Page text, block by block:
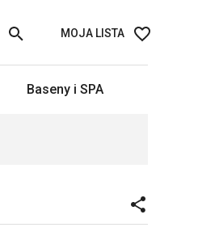
MOJA LISTA
Baseny i SPA